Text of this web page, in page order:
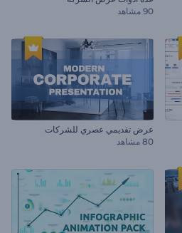
90 مشاهد
عرض تقديمي عصري للشركات
80 مشاهد